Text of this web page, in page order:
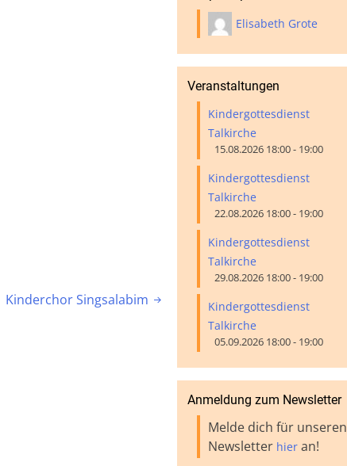
Kinderchor Singsalabim 
Elisabeth Grote
Veranstaltungen
Kindergottesdienst
Talkirche
15.08.2026 18:00 - 19:00
Kindergottesdienst
Talkirche
22.08.2026 18:00 - 19:00
Kindergottesdienst
Talkirche
29.08.2026 18:00 - 19:00
Kindergottesdienst
Talkirche
05.09.2026 18:00 - 19:00
Anmeldung zum Newsletter
Melde dich für unseren
Newsletter hieran!